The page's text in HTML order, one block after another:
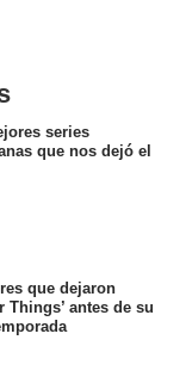
series
que nos dejó el
que dejaron
Things’ antes de su